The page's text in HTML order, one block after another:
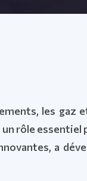
les gaz
rôle
a